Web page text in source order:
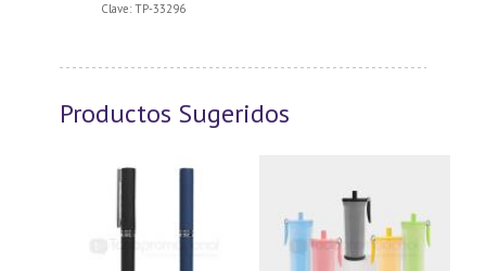
Clave: TP-33296
Productos Sugeridos